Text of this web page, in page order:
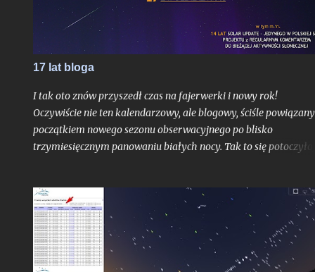
17 lat bloga
I tak oto znów przyszedł czas na fajerwerki i nowy rok!
Oczywiście nie ten kalendarzowy, ale blogowy, ściśle
początkiem nowego sezonu obserwacyjnego po blisko
trzymiesięcznym panowaniu białych nocy. Tak to się
Ziemia niedługo po aphelium i maksymalnym dystansie od
Słońca w ciągu roku, zamyka swoje kolejne, już siedemnaste,
okrążenie wokół naszej Dziennej Gwiazdy odkąd w
nieskończonych czeluściach Internetu otrzymaliście pierwszy,
niepozorny wpis, dający początek temu blogowi. Z punktu